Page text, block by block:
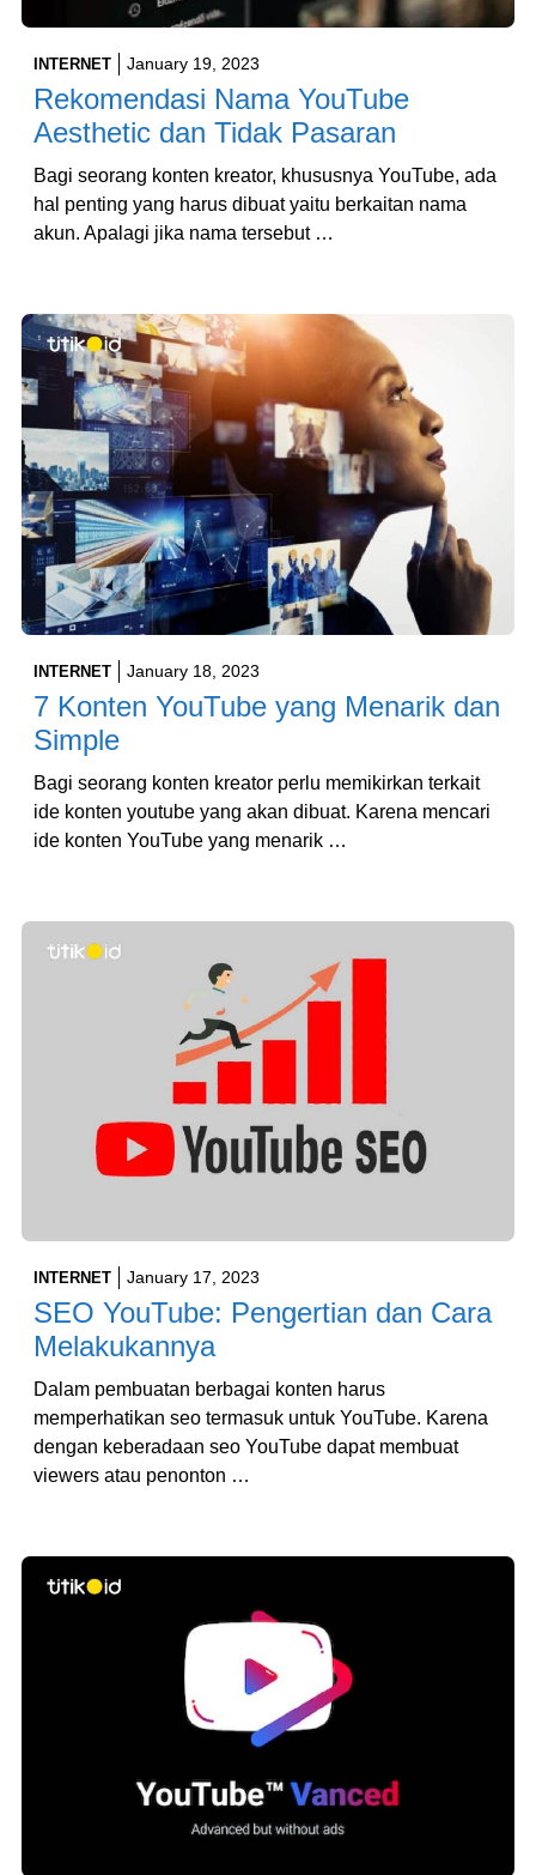
INTERNET January 19, 2023
Rekomendasi Nama YouTube
Aesthetic dan Tidak Pasaran
Bagi seorang konten kreator, khususnya YouTube, ada
hal penting yang harus dibuat yaitu berkaitan nama
akun. Apalagi jika nama tersebut …
INTERNET January 18, 2023
7 Konten YouTube yang Menarik dan
Simple
Bagi seorang konten kreator perlu memikirkan terkait
ide konten youtube yang akan dibuat. Karena mencari
ide konten YouTube yang menarik …
INTERNET January 17, 2023
SEO YouTube: Pengertian dan Cara
Melakukannya
Dalam pembuatan berbagai konten harus
memperhatikan seo termasuk untuk YouTube. Karena
dengan keberadaan seo YouTube dapat membuat
viewers atau penonton …